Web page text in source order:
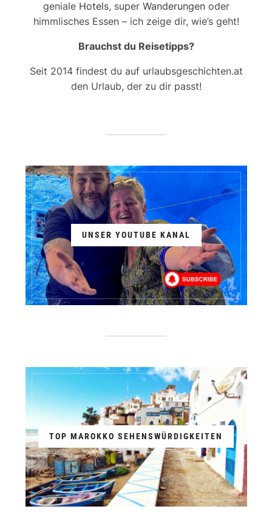
geniale Hotels, super Wanderungenoder
himmlisches Essen – ich zeige dir, wie’s geht!
Brauchst du Reisetipps?
Seit 2014 findest du auf urlaubsgeschichten.at
den Urlaub, der zu dir passt!
UNSER YOUTUBE KANAL
TOP MAROKKO SEHENSWÜRDIGKEITEN